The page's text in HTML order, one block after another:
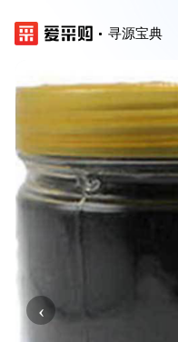
寻源宝典
‹